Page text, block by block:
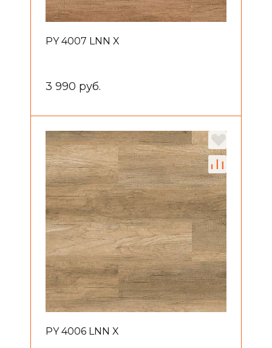
PY 4007 LNN X
3 990 руб.
PY 4006 LNN X